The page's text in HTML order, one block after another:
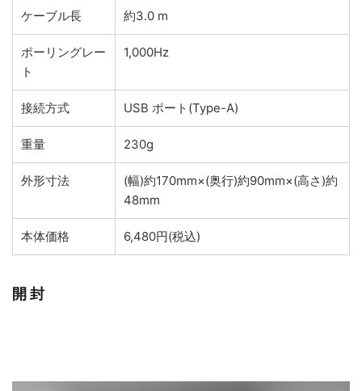
ケーブル長 約3.0 m
ポーリングレー
ト
1,000Hz
接続方式 USB ポート(Type-A)
重量 230g
外形寸法
(幅)約170mm×(奥行)約90mm×(高さ)約
48mm
本体価格 6,480円(税込)
開封